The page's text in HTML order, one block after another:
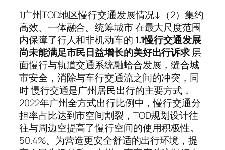
1广州TOD地区慢行交通发展情况↓（2）集约
高效、一体融合。统筹城市 在最大尺度范围
内保障了行人和非机动车的 1.1慢行交通发展
尚未能满足市民日益增长的美好出行诉求层
面慢行与轨道交通系统融蛤合发展，缝合城
市安全，消除与车行交通流之间的冲突，同
时 慢行交通是广州居民出行的主要方式，
2022年广州全方式出行比例中，慢行交通分
担率占比达到市空间割裂，TOD规划设计往
往与周边空提高了慢行空间的使用积极性。
50.4%。为营造更安全舒适的出行环境，提